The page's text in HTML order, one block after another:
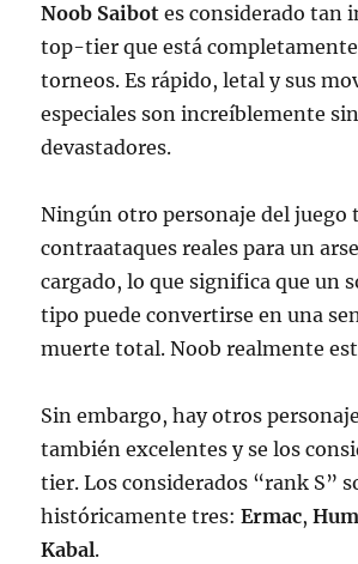
Noob Saibot es considerado tan
top-tier que está
torneos. Es rápido, letal y sus
especiales son increíblemente
devastadores.
Ningún otro personaje del juego
contraataques reales para un
cargado, lo que significa que un
tipo puede convertirse en una
muerte total. Noob realmente
Sin embargo, hay otros
también excelentes y se los
tier. Los considerados “rank S”
históricamente tres:Ermac,
Kabal.